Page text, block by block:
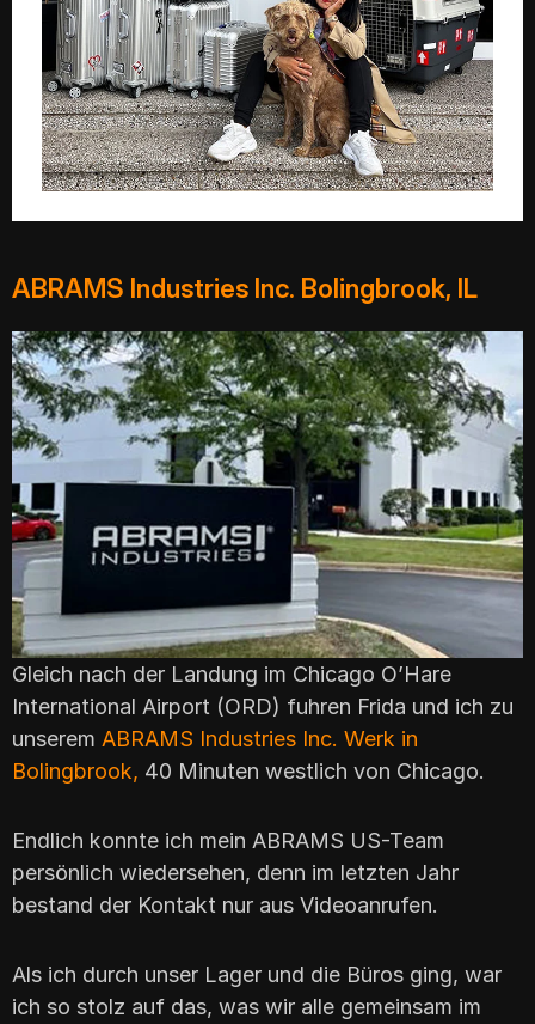
ABRAMS Industries Inc. Bolingbrook, IL
Gleich nach der Landung im Chicago O’Hare
International Airport (ORD) fuhren Frida und ich zu
unserem ABRAMS Industries Inc. Werk in
Bolingbrook, 40 Minuten westlich von Chicago.
Endlich konnte ich mein ABRAMS US-Team
persönlich wiedersehen, denn im letzten Jahr
bestand der Kontakt nur aus Videoanrufen.
Als ich durch unser Lager und die Büros ging, war
ich so stolz auf das, was wir alle gemeinsam im